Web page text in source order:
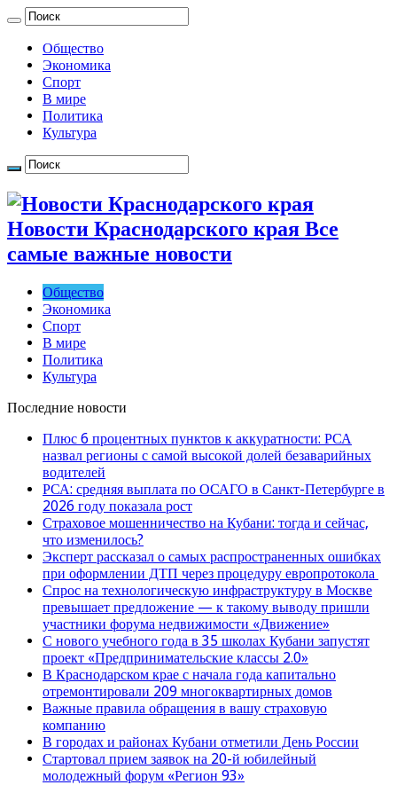
Общество
Экономика
Спорт
В мире
Политика
Культура
Новости Краснодарского края Все
самые важные новости
Общество
Экономика
Спорт
В мире
Политика
Культура
Последние новости
Плюс 6 процентных пунктов к аккуратности: РСА
назвал регионы с самой высокой долей безаварийных
водителей
РСА: средняя выплата по ОСАГО в Санкт-Петербурге в
2026 году показала рост
Страховое мошенничество на Кубани: тогда и сейчас,
что изменилось?
Эксперт рассказал о самых распространенных ошибках
при оформлении ДТП через процедуру европротокола
Спрос на технологическую инфраструктуру в Москве
превышает предложение — к такому выводу пришли
участники форума недвижимости «Движение»
С нового учебного года в 35 школах Кубани запустят
проект «Предпринимательские классы 2.0»
В Краснодарском крае с начала года капитально
отремонтировали 209 многоквартирных домов
Важные правила обращения в вашу страховую
компанию
В городах и районах Кубани отметили День России
Стартовал прием заявок на 20-й юбилейный
молодежный форум «Регион 93»